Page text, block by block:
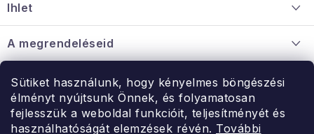
Sütiket használunk, hogy kényelmes böngészési
élményt nyújtsunk Önnek, és folyamatosan
fejlesszük a weboldal funkcióit, teljesítményét és
használhatóságát elemzések révén. További
é
c
Információ a mellékletről
Nagykereskedelmi együttműködés
Ihlet
A megrendeléseid
Érintkezés
Rendelésem
Érintkezés
Hé-Pé: 9:00-15:00